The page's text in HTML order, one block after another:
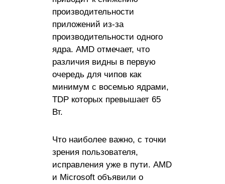
производительности
приложений из-за
производительности одного
ядра. AMD отмечает, что
различия видны в первую
очередь для чипов как
минимум с восемью ядрами,
TDP которых превышает 65
Вт.
Что наиболее важно, с точки
зрения пользователя,
исправления уже в пути. AMD
и Microsoft объявили о